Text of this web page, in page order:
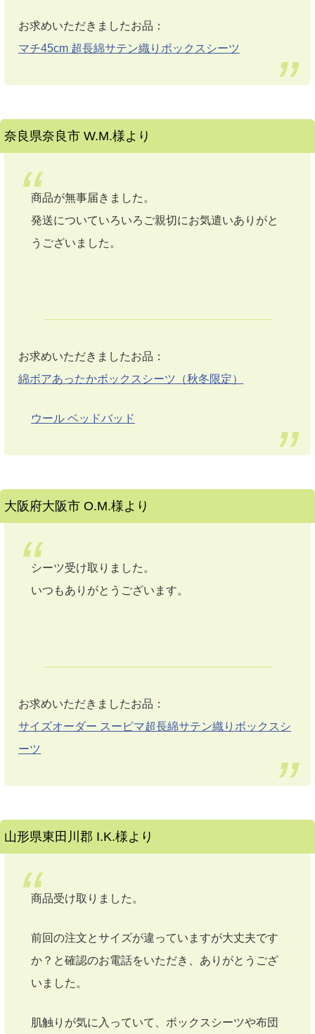
お求めいただきましたお品：
マチ45cm 超長綿サテン織りボックスシーツ
奈良県奈良市 W.M.様より
商品が無事届きました。
発送についていろいろご親切にお気遣いありがと
うございました。
お求めいただきましたお品：
綿ボアあったかボックスシーツ（秋冬限定）
ウール ベッドバッド
大阪府大阪市 O.M.様より
シーツ受け取りました。
いつもありがとうございます。
お求めいただきましたお品：
サイズオーダー スーピマ超長綿サテン織りボックスシ
ーツ
山形県東田川郡 I.K.様より
商品受け取りました。
前回の注文とサイズが違っていますが大丈夫です
か？と確認のお電話をいただき、ありがとうござ
いました。
肌触りが気に入っていて、ボックスシーツや布団